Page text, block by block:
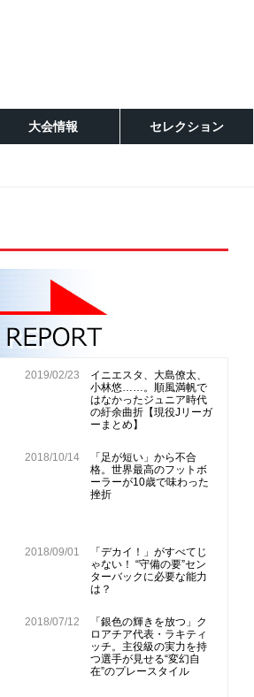
大会情報 セレクション
2019/02/23
イニエスタ、大島僚太、
小林悠……。順風満帆で
はなかったジュニア時代
の紆余曲折【現役Jリーガ
ーまとめ】
2018/10/14
「足が短い」から不合
格。世界最高のフットボ
ーラーが10歳で味わった
挫折
2018/09/01
「デカイ！」がすべてじ
ゃない！ “守備の要”セン
ターバックに必要な能力
は？
2018/07/12
「銀色の輝きを放つ」ク
ロアチア代表・ラキティ
ッチ。主役級の実力を持
つ選手が見せる“変幻自
在”のプレースタイル